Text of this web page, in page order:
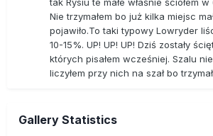
tak Rysiu te małe właśnie ściołem
Nie trzymałem bo już kilka miejsc
pojawiło.To taki typowy Lowryder
10-15%. UP! UP! UP! Dziś zostały
których pisałem wcześniej. Szalu
liczyłem przy nich na szał bo
Gallery Statistics